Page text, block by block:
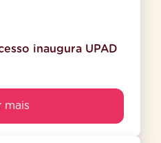
inaugura UPAD
mais